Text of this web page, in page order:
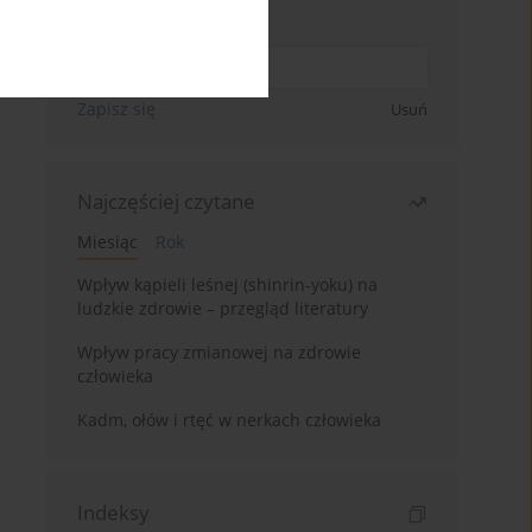
Zapisz się Usuń
Najczęściej czytane
Miesiąc
Rok
Wpływ kąpieli leśnej (shinrin-yoku) na
ludzkie zdrowie – przegląd literatury
Wpływ pracy zmianowej na zdrowie
człowieka
Kadm, ołów i rtęć w nerkach człowieka
Indeksy